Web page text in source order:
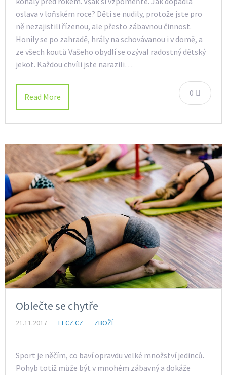
oslava v loňském roce? Děti se nudily, protože jste pro
ně nezajistili řízenou, ale přesto zábavnou činnost.
Honily se po zahradě, hrály na schovávanou i v domě, a
ze všech koutů Vašeho obydlí se ozýval radostný dětský
jekot. Každou chvíli jste narazili…
0
Read More
Oblečte se chytře
21.11.2017 EFCZ.CZ ZBOŽÍ
Sport je něčím, co baví opravdu velké množství jedinců.
Pohyb totiž může být v mnohém zábavný a dokáže